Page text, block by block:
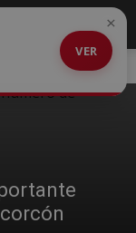
VER
×